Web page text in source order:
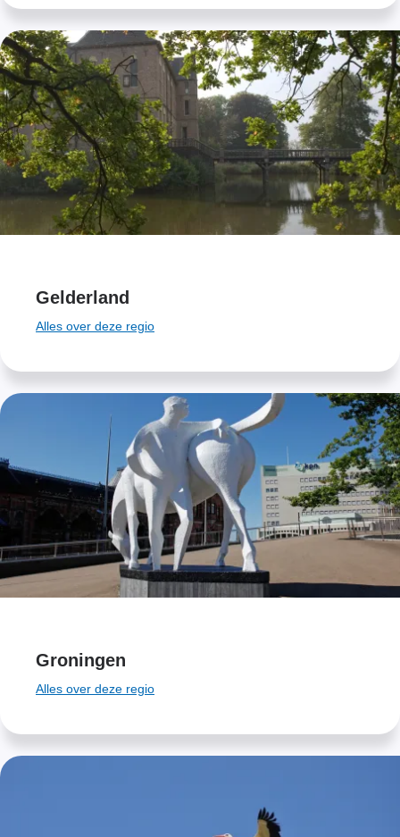
Gelderland
Alles over deze regio
Groningen
Alles over deze regio